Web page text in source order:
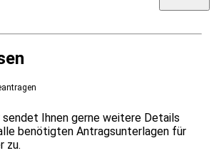
sendet Ihnen gerne weitere Details
benötigten Antragsunterlagen für
zu.